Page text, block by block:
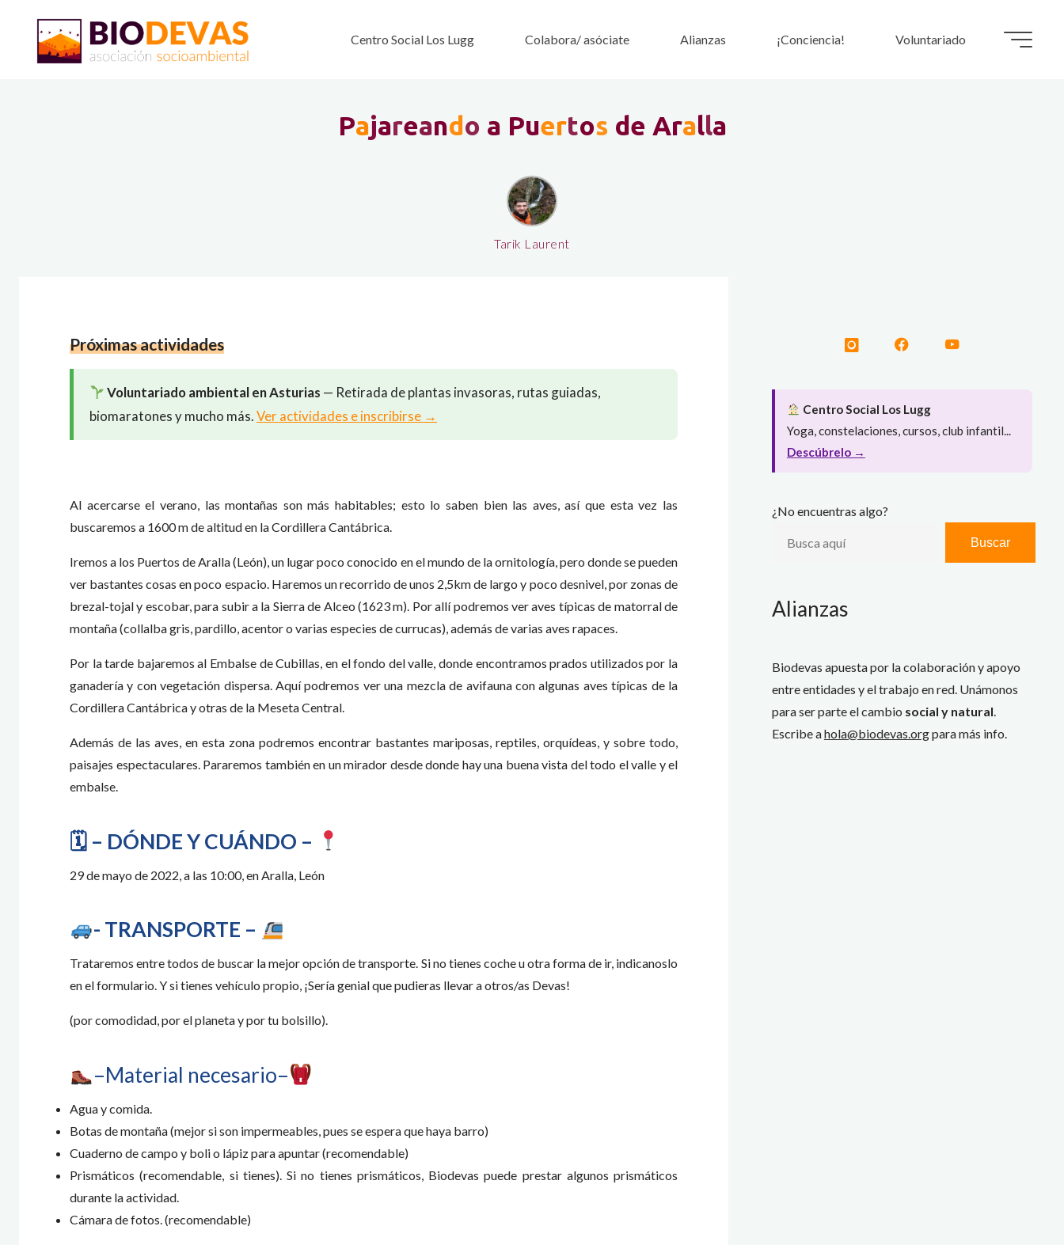
contenido
Centro Social Los Lugg Colabora/ asóciate Alianzas ¡Conciencia! Voluntariado
Pajareando a Puertos de Aralla
Tarik Laurent
Próximas actividades
Voluntariado ambiental en Asturias — Retirada de plantas invasoras, rutas guiadas,
biomaratones y mucho más.Ver actividades e inscribirse →
Al acercarse el verano, las montañas son más habitables; esto lo saben bien las aves, así que esta vez las
buscaremos a 1600 m de altitud en la Cordillera Cantábrica.
Iremos a los Puertos de Aralla (León), un lugar poco conocido en el mundo de la ornitología, pero donde se pueden
ver bastantes cosas en poco espacio. Haremos un recorrido de unos 2,5km de largo y poco desnivel, por zonas de
brezal-tojal y escobar, para subir a la Sierra de Alceo (1623 m). Por allí podremos ver aves típicas de matorral de
montaña (collalba gris, pardillo, acentor o varias especies de currucas), además de varias aves rapaces.
Por la tarde bajaremos al Embalse de Cubillas, en el fondo del valle, donde encontramos prados utilizados por la
ganadería y con vegetación dispersa. Aquí podremos ver una mezcla de avifauna con algunas aves típicas de la
Cordillera Cantábrica y otras de la Meseta Central.
Además de las aves, en esta zona podremos encontrar bastantes mariposas, reptiles, orquídeas, y sobre todo,
paisajes espectaculares. Pararemos también en un mirador desde donde hay una buena vista del todo el valle y el
embalse.
🗓 – DÓNDE Y CUÁNDO –
29 de mayo de 2022, a las 10:00, en Aralla, León
- TRANSPORTE –
Trataremos entre todos de buscar la mejor opción de transporte. Si no tienes coche u otra forma de ir, indicanoslo
en el formulario. Y si tienes vehículo propio, ¡Sería genial que pudieras llevar a otros/as Devas!
(por comodidad, por el planeta y por tu bolsillo).
–Material necesario–
Agua y comida.
Botas de montaña (mejor si son impermeables, pues se espera que haya barro)
Cuaderno de campo y boli o lápiz para apuntar (recomendable)
Prismáticos (recomendable, si tienes). Si no tienes prismáticos, Biodevas puede prestar algunos prismáticos
durante la actividad.
Cámara de fotos. (recomendable)
Centro Social Los Lugg
Yoga, constelaciones, cursos, club infantil...
Descúbrelo →
¿No encuentras algo?
Buscar
Alianzas
Biodevas apuesta por la colaboración y apoyo
entre entidades y el trabajo en red. Unámonos
para ser parte el cambio social y natural
Escribe ahola@biodevas.orgpara más info.